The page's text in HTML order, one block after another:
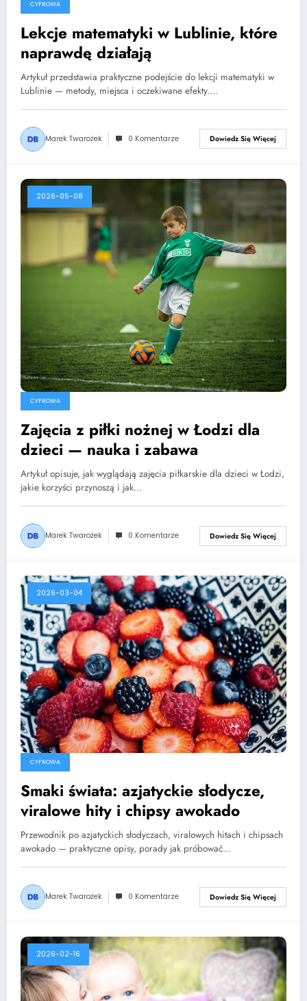
CYFROWA
Lekcje matematyki w Lublinie, które
naprawdę działają
Artykuł przedstawia praktyczne podejście do lekcji matematyki w
Lublinie — metody, miejsca i oczekiwane efekty.…
Marek Twarożek 0 Komentarze Dowiedz Się Więcej
2026-05-08
CYFROWA
Zajęcia z piłki nożnej w Łodzi dla
dzieci — nauka i zabawa
Artykuł opisuje, jak wyglądają zajęcia piłkarskie dla dzieci w Łodzi,
jakie korzyści przynoszą i jak…
Marek Twarożek 0 Komentarze Dowiedz Się Więcej
2026-03-04
CYFROWA
Smaki świata: azjatyckie słodycze,
viralowe hity i chipsy awokado
Przewodnik po azjatyckich słodyczach, viralowych hitach i chipsach
awokado — praktyczne opisy, porady jak próbować…
Marek Twarożek 0 Komentarze Dowiedz Się Więcej
2026-02-16